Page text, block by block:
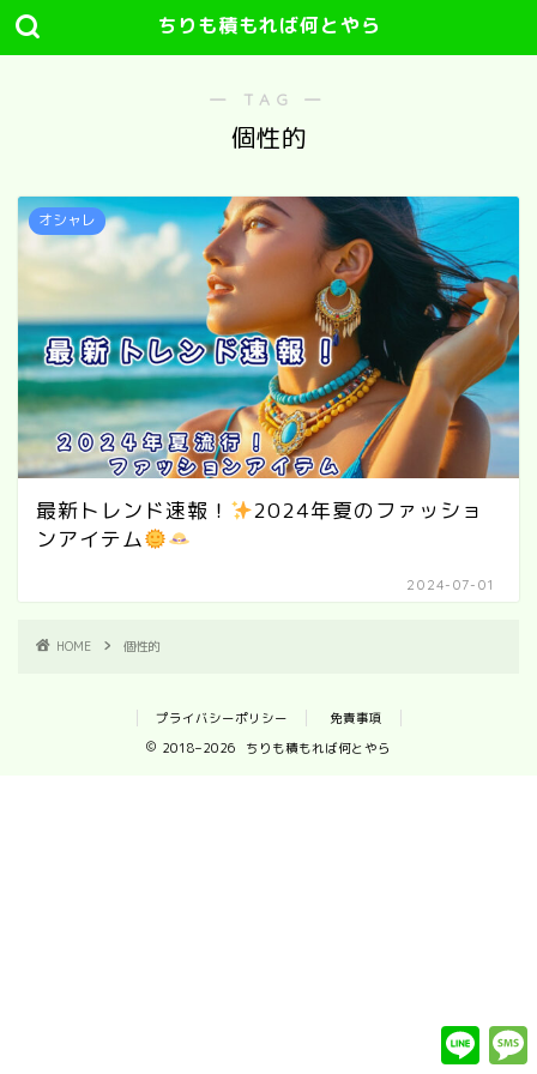
ちりも積もれば何とやら
― TAG ―
個性的
オシャレ
最新トレンド速報！
2024年夏のファッショ
ンアイテム
2024-07-01
HOME 個性的
プライバシーポリシー
免責事項
2018–2026 ちりも積もれば何とやら
L